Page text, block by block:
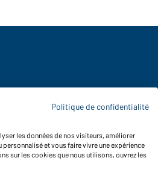
to whistleblower protection act
Politique de confidentialité
les données de nos visiteurs, améliorer
personnalisé et vous faire vivre une expérience
sur les cookies que nous utilisons, ouvrez les